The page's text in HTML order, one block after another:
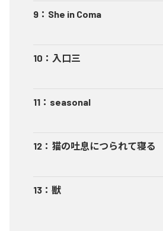
9 ： She in Coma
10 ： 入口三
11 ： seasonal
12 ： 猫の吐息につられて寝る
13 ： 獣